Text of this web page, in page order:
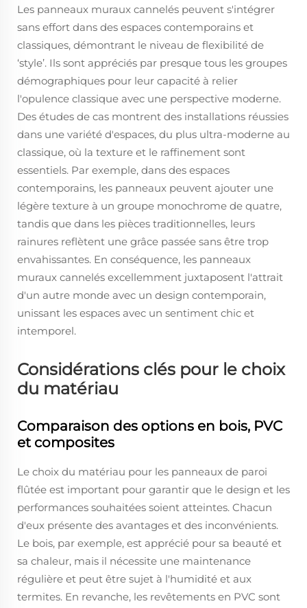
Les panneaux muraux cannelés peuvent s'intégrer
sans effort dans des espaces contemporains et
classiques, démontrant le niveau de flexibilité de
‘style’. Ils sont appréciés par presque tous les groupes
démographiques pour leur capacité à relier
l'opulence classique avec une perspective moderne.
Des études de cas montrent des installations réussies
dans une variété d'espaces, du plus ultra-moderne au
classique, où la texture et le raffinement sont
essentiels. Par exemple, dans des espaces
contemporains, les panneaux peuvent ajouter une
légère texture à un groupe monochrome de quatre,
tandis que dans les pièces traditionnelles, leurs
rainures reflètent une grâce passée sans être trop
envahissantes. En conséquence, les panneaux
muraux cannelés excellemment juxtaposent l'attrait
d'un autre monde avec un design contemporain,
unissant les espaces avec un sentiment chic et
intemporel.
Considérations clés pour le choix
du matériau
Comparaison des options en bois, PVC
et composites
Le choix du matériau pour les panneaux de paroi
flûtée est important pour garantir que le design et les
performances souhaitées soient atteintes. Chacun
d'eux présente des avantages et des inconvénients.
Le bois, par exemple, est apprécié pour sa beauté et
sa chaleur, mais il nécessite une maintenance
régulière et peut être sujet à l'humidité et aux
termites. En revanche, les revêtements en PVC sont